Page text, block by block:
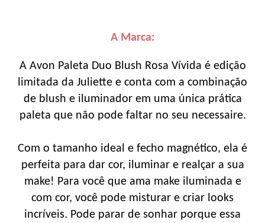
A Marca:
A Avon Paleta Duo Blush Rosa Vívida é edição
limitada da Juliette e conta com a combinação
de blush e iluminador em uma única prática
paleta que não pode faltar no seu necessaire.
Com o tamanho ideal e fecho magnético, ela é
perfeita para dar cor, iluminar e realçar a sua
make! Para você que ama make iluminada e
com cor, você pode misturar e criar looks
incríveis. Pode parar de sonhar porque essa